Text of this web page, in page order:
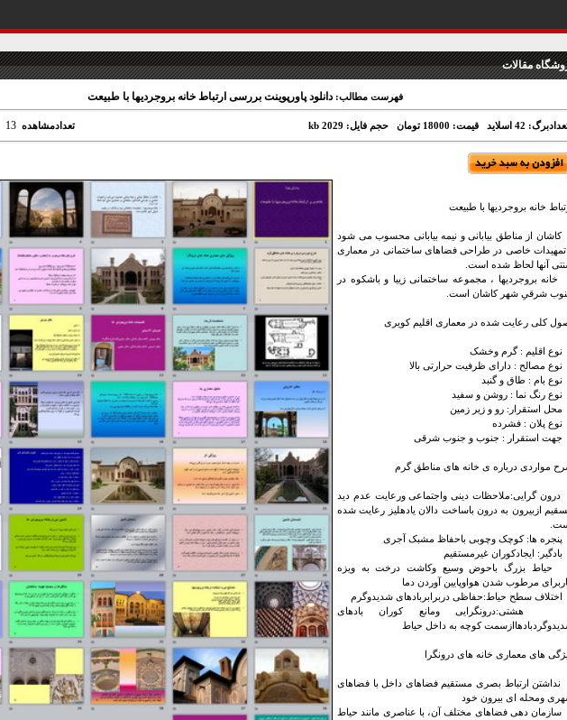
مقالات
فهرست مطالب: دانلود پاورپوینت بررسی ارتباط خانه بروجردیها با طبیعت
42 اسلاید قیمت: 18000 تومان حجم فایل: 2029 kb تعدادمشاهده 13
خانه بروجردیها با طبیعت
کاشان از مناطق بیابانی و نیمه بیابانی محسوب می شود
تمهیدات خاصی در طراحی فضاهای ساختمانی در معماری
آنها لحاظ شده است.
خانه بروجردیها ، مجموعه ساختمانی زیبا و باشکوه در
شرقیِ شهر کاشان است.
کلی رعایت شده در معماری اقلیم کویری
نوع اقلیم : گرم وخشک
نوع مصالح : دارای ظرفیت حرارتی بالا
نوع بام : طاق و گنبد
نوع رنگ نما : روشن و سفید
محل استقرار: رو و زیر زمین
نوع پلان : فشرده
جهت استقرار : جنوب و جنوب شرقی
مواردی درباره ی خانه های مناطق گرم
درون گرایی:ملاحظات دینی واجتماعی ورعایت عدم دید
ازبیرون به درون باساخت دالان یادهلیز رعایت شده
پنجره ها: کوچک وچوبی باحفاظ مشبک آجری
بادگیر: ایجادکوران غیرمستقیم
حیاط بزرگ باحوض وسیع وکاشت درخت به ویزه
مرطوب شدن هواوپایین آوردن دما
اختلاف سطح حیاط:حفاظی دربرابربادهای شدیدوگرم
هشتی:درونگرایی ومانع کوران بادهای
کوچه به داخل حیاط
های معماری خانه های درونگرا
نداشتن ارتباط بصری مستقیم فضاهای داخل با فضاهای
ومحله ای بیرون خود
سازمان دهی فضاهای مختلف آن، با عناصری مانند حیاط